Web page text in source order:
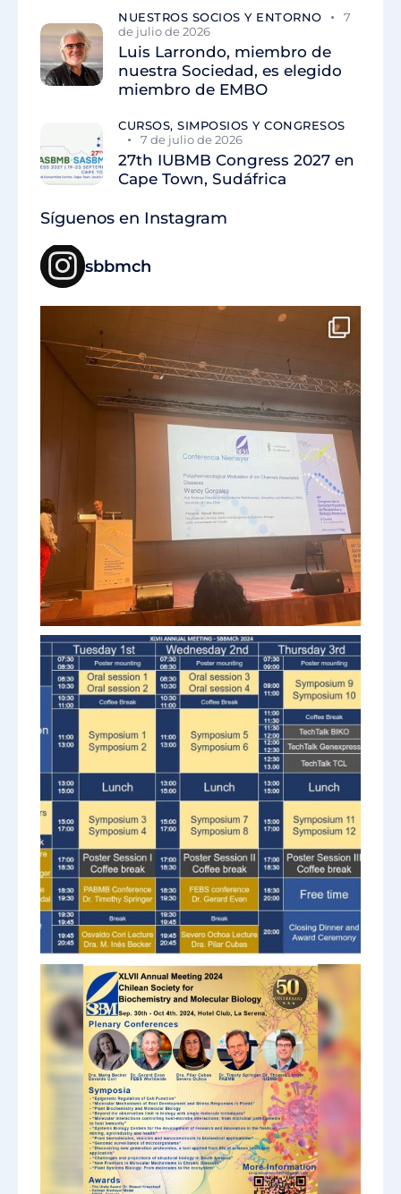
NUESTROS SOCIOS Y ENTORNO
7
de julio de 2026
Luis Larrondo, miembro de
nuestra Sociedad, es elegido
miembro de EMBO
CURSOS, SIMPOSIOS Y CONGRESOS
7 de julio de 2026
27th IUBMB Congress 2027 en
Cape Town, Sudáfrica
Síguenos en Instagram
sbbmch